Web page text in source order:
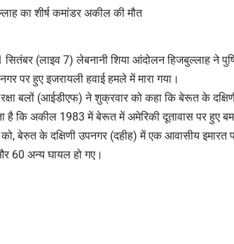
(लाइव 7) लेबनानी शिया आंदोलन हिजबुल्लाह ने
पर हुए इजरायली हवाई हमले में मारा गया।
बलों (आईडीएफ) ने शुक्रवार को कहा कि बेरूत के
है कि अकील 1983 में बेरूत में अमेरिकी दूतावास पर हुए
बेरुत के दक्षिणी उपनगर (दहीह) में एक आवासीय
60 अन्य घायल हो गए।